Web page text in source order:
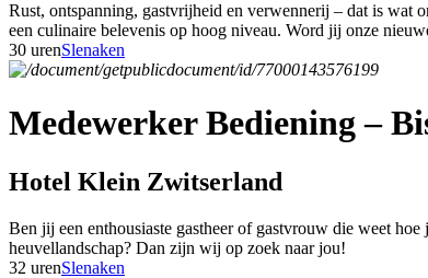
Rust, ontspanning, gastvrijheid en verwennerij – dat is wat
een culinaire belevenis op hoog niveau. Word jij onze
30 urenSlenaken
Medewerker Bediening –
Hotel Klein Zwitserland
Ben jij een enthousiaste gastheer of gastvrouw die weet
heuvellandschap? Dan zijn wij op zoek naar jou!
32 urenSlenaken